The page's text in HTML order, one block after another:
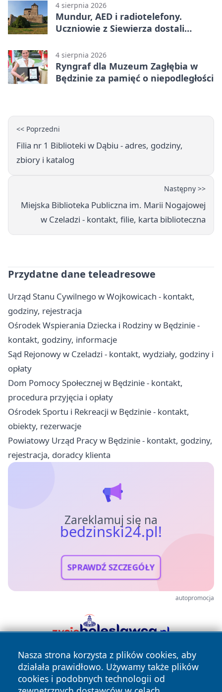
4 sierpnia 2026
Mundur, AED i radiotelefony.
Uczniowie z Siewierza dostali
4 sierpnia 2026
Ryngraf dla Muzeum Zagłębia w
Będzinie za pamięć o niepodległości
<< Poprzedni
Filia nr 1 Biblioteki w Dąbiu - adres, godziny,
zbiory i katalog
Następny >>
Miejska Biblioteka Publiczna im. Marii Nogajowej
w Czeladzi - kontakt, filie, karta biblioteczna
Przydatne dane teleadresowe
Urząd Stanu Cywilnego w Wojkowicach - kontakt,
godziny, rejestracja
Ośrodek Wspierania Dziecka i Rodziny w Będzinie -
kontakt, godziny, informacje
Sąd Rejonowy w Czeladzi - kontakt, wydziały, godziny i
opłaty
Dom Pomocy Społecznej w Będzinie - kontakt,
procedura przyjęcia i opłaty
Ośrodek Sportu i Rekreacji w Będzinie - kontakt,
obiekty, rezerwacje
Powiatowy Urząd Pracy w Będzinie - kontakt, godziny,
rejestracja, doradcy klienta
Zareklamuj się na
bedzinski24.pl!
SPRAWDŹ SZCZEGÓŁY
autopromocja
Nasza strona korzysta z plików cookies, aby
działała prawidłowo. Używamy także plików
cookies i podobnych technologii od